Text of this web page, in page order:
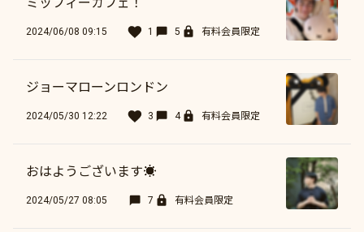
2024/06/08 09:15 1 5 有料会員限定
ジョーマローンロンドン
2024/05/30 12:22 3 4 有料会員限定
おはようございます☀️
2024/05/27 08:05 7 有料会員限定